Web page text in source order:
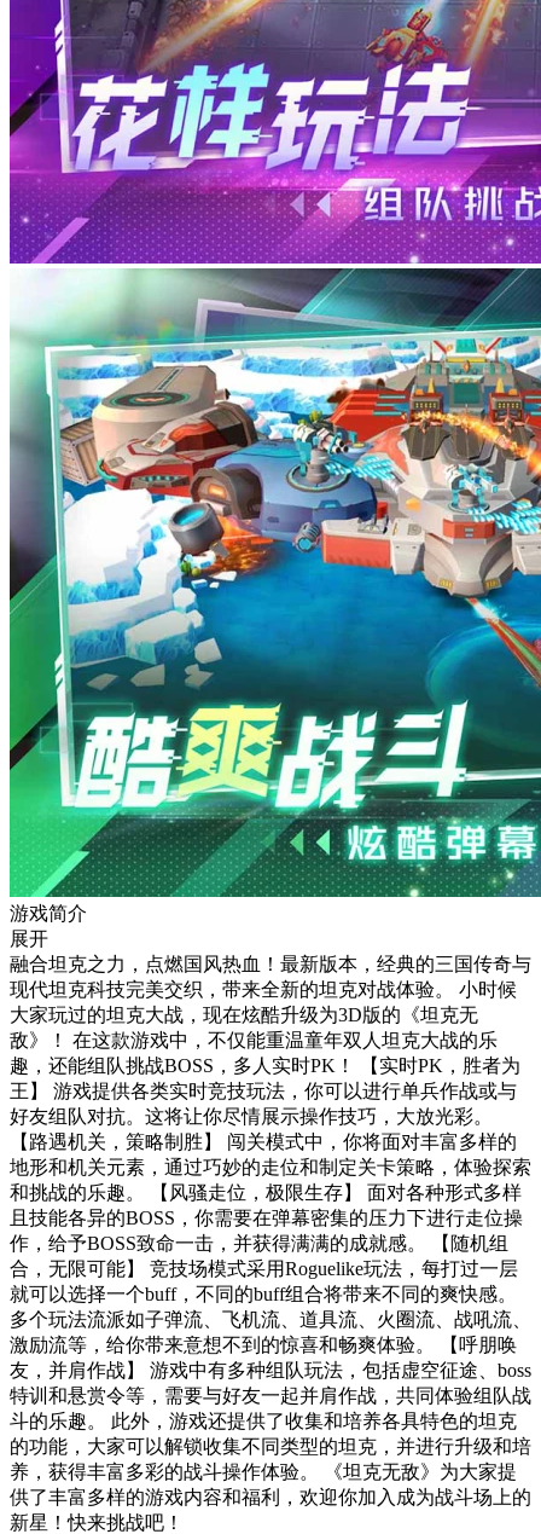
游戏简介
展开
融合坦克之力，点燃国风热血！最新版本，经典的三国传奇与
现代坦克科技完美交织，带来全新的坦克对战体验。 小时候
大家玩过的坦克大战，现在炫酷升级为3D版的《坦克无
敌》！ 在这款游戏中，不仅能重温童年双人坦克大战的乐
趣，还能组队挑战BOSS，多人实时PK！ 【实时PK，胜者为
王】 游戏提供各类实时竞技玩法，你可以进行单兵作战或与
好友组队对抗。这将让你尽情展示操作技巧，大放光彩。
【路遇机关，策略制胜】 闯关模式中，你将面对丰富多样的
地形和机关元素，通过巧妙的走位和制定关卡策略，体验探索
和挑战的乐趣。 【风骚走位，极限生存】 面对各种形式多样
且技能各异的BOSS，你需要在弹幕密集的压力下进行走位操
作，给予BOSS致命一击，并获得满满的成就感。 【随机组
合，无限可能】 竞技场模式采用Roguelike玩法，每打过一层
就可以选择一个buff，不同的buff组合将带来不同的爽快感。
多个玩法流派如子弹流、飞机流、道具流、火圈流、战吼流、
激励流等，给你带来意想不到的惊喜和畅爽体验。 【呼朋唤
友，并肩作战】 游戏中有多种组队玩法，包括虚空征途、boss
特训和悬赏令等，需要与好友一起并肩作战，共同体验组队战
斗的乐趣。 此外，游戏还提供了收集和培养各具特色的坦克
的功能，大家可以解锁收集不同类型的坦克，并进行升级和培
养，获得丰富多彩的战斗操作体验。 《坦克无敌》为大家提
供了丰富多样的游戏内容和福利，欢迎你加入成为战斗场上的
新星！快来挑战吧！